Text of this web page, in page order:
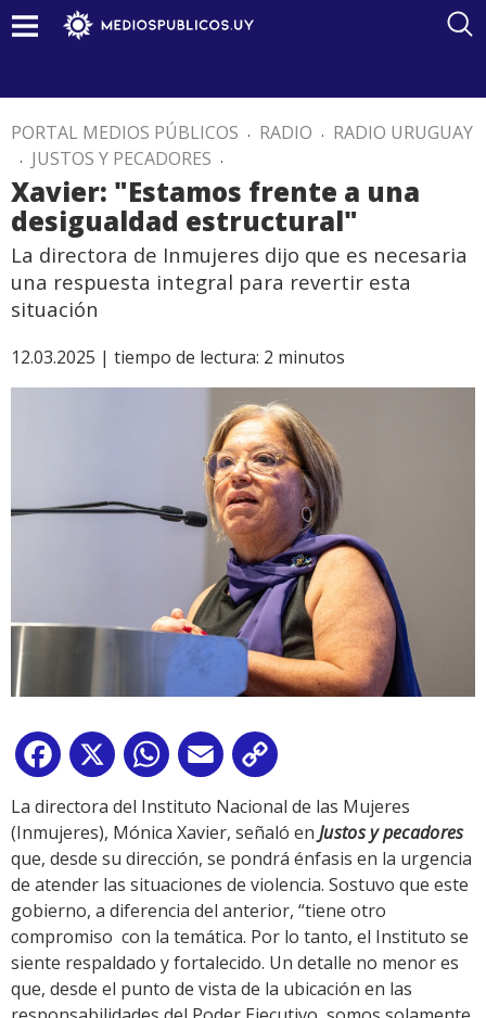
PORTAL MEDIOS PÚBLICOS . RADIO . RADIO URUGUAY
. JUSTOS Y PECADORES .
Xavier: "Estamos frente a una
desigualdad estructural"
La directora de Inmujeres dijo que es necesaria
una respuesta integral para revertir esta
situación
12.03.2025 | tiempo de lectura: 2 minutos
Facebook
X WhatsApp
Email
Link
La directora del Instituto Nacional de las Mujeres
(Inmujeres), Mónica Xavier, señaló en Justos y pecadores
que, desde su dirección, se pondrá énfasis en la urgencia
de atender las situaciones de violencia. Sostuvo que este
gobierno, a diferencia del anterior, “tiene otro
compromiso con la temática. Por lo tanto, el Instituto se
siente respaldado y fortalecido. Un detalle no menor es
que, desde el punto de vista de la ubicación en las